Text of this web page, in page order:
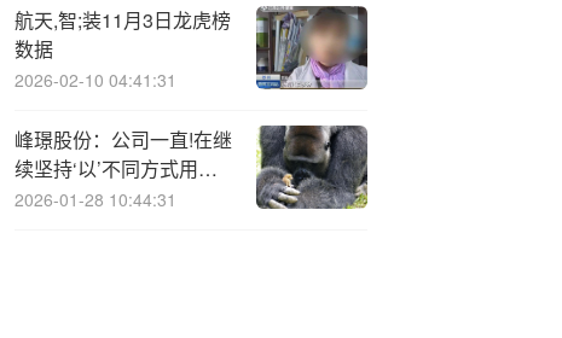
市场增持
航天,智;装11月3日龙虎榜
数据
2026-02-10 04:41:31
峰璟股份：公司一直!在继
续坚持‘以’不同方式用法
律武器维护公司及股东权
2026-01-28 10:44:31